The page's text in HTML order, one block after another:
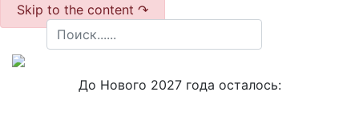
Skip to the content ↷
До Нового 2027 года осталось: